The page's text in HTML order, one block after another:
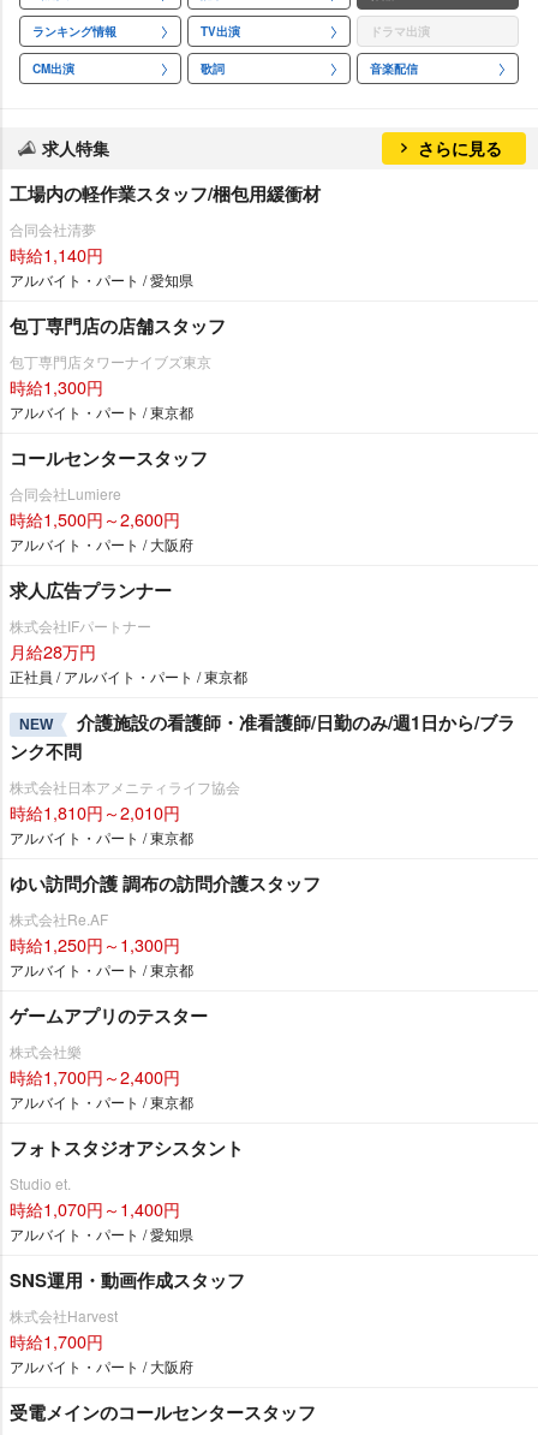
ランキング情報 TV出演 ドラマ出演
CM出演 歌詞 音楽配信
求人特集 さらに見る
工場内の軽作業スタッフ/梱包用緩衝材
合同会社清夢
時給1,140円
アルバイト・パート / 愛知県
包丁専門店の店舗スタッフ
包丁専門店タワーナイブズ東京
時給1,300円
アルバイト・パート / 東京都
コールセンタースタッフ
合同会社Lumiere
時給1,500円～2,600円
アルバイト・パート / 大阪府
求人広告プランナー
株式会社IFパートナー
月給28万円
正社員 / アルバイト・パート / 東京都
NEW
介護施設の看護師・准看護師/日勤のみ/週1日から/ブラ
ンク不問
株式会社日本アメニティライフ協会
時給1,810円～2,010円
アルバイト・パート / 東京都
ゆい訪問介護 調布の訪問介護スタッフ
株式会社Re.AF
時給1,250円～1,300円
アルバイト・パート / 東京都
ゲームアプリのテスター
株式会社樂
時給1,700円～2,400円
アルバイト・パート / 東京都
フォトスタジオアシスタント
Studio et.
時給1,070円～1,400円
アルバイト・パート / 愛知県
SNS運用・動画作成スタッフ
株式会社Harvest
時給1,700円
アルバイト・パート / 大阪府
受電メインのコールセンタースタッフ